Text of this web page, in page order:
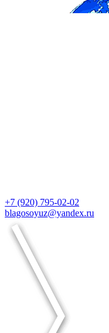
+7 (920) 795-02-02
blagosoyuz@yandex.ru